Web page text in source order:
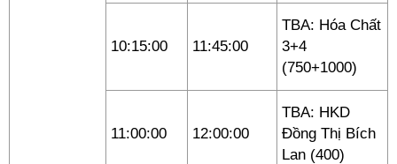
10:15:00 11:45:00
TBA: Hóa Chất
3+4
(750+1000)
11:00:00 12:00:00
TBA: HKD
Đồng Thị Bích
Lan (400)